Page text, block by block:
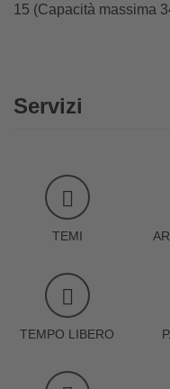
15 (Capacità massima
Servizi
TEMI
TEMPO LIBERO